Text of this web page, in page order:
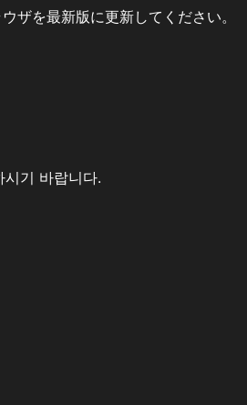
ザを最新版に更新してください。
기 바랍니다.